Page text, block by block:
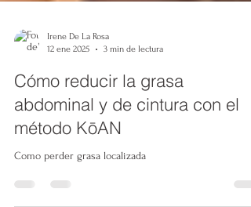
12 ene 2025
3 min de lectura
Cómo reducir la grasa
abdominal y de cintura con el
método KōAN
Como perder grasa localizada